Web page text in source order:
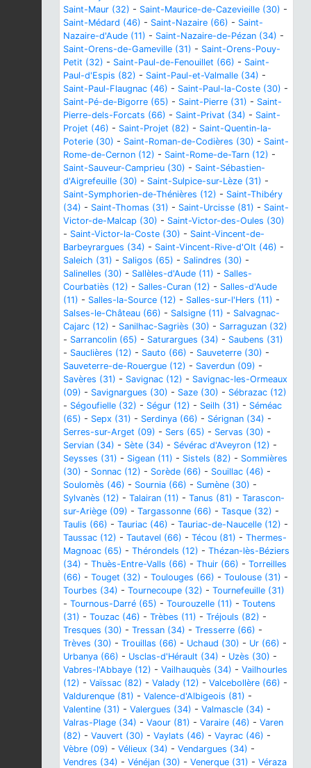
Saint-Maur (32) - Saint-Maurice-de-Cazevieille (30) -
Saint-Médard (46) - Saint-Nazaire (66) - Saint-
Nazaire-d'Aude (11) - Saint-Nazaire-de-Pézan (34) -
Saint-Orens-de-Gameville (31) - Saint-Orens-Pouy-
Petit (32) - Saint-Paul-de-Fenouillet (66) - Saint-
Paul-d'Espis (82) - Saint-Paul-et-Valmalle (34) -
Saint-Paul-Flaugnac (46) - Saint-Paul-la-Coste (30) -
Saint-Pé-de-Bigorre (65) - Saint-Pierre (31) - Saint-
Pierre-dels-Forcats (66) - Saint-Privat (34) - Saint-
Projet (46) - Saint-Projet (82) - Saint-Quentin-la-
Poterie (30) - Saint-Roman-de-Codières (30) - Saint-
Rome-de-Cernon (12) - Saint-Rome-de-Tarn (12) -
Saint-Sauveur-Camprieu (30) - Saint-Sébastien-
d'Aigrefeuille (30) - Saint-Sulpice-sur-Lèze (31) -
Saint-Symphorien-de-Thénières (12) - Saint-Thibéry
(34) - Saint-Thomas (31) - Saint-Urcisse (81) - Saint-
Victor-de-Malcap (30) - Saint-Victor-des-Oules (30)
- Saint-Victor-la-Coste (30) - Saint-Vincent-de-
Barbeyrargues (34) - Saint-Vincent-Rive-d'Olt (46) -
Saleich (31) - Saligos (65) - Salindres (30) -
Salinelles (30) - Sallèles-d'Aude (11) - Salles-
Courbatiès (12) - Salles-Curan (12) - Salles-d'Aude
(11) - Salles-la-Source (12) - Salles-sur-l'Hers (11) -
Salses-le-Château (66) - Salsigne (11) - Salvagnac-
Cajarc (12) - Sanilhac-Sagriès (30) - Sarraguzan (32)
- Sarrancolin (65) - Saturargues (34) - Saubens (31)
- Sauclières (12) - Sauto (66) - Sauveterre (30) -
Sauveterre-de-Rouergue (12) - Saverdun (09) -
Savères (31) - Savignac (12) - Savignac-les-Ormeaux
(09) - Savignargues (30) - Saze (30) - Sébrazac (12)
- Ségoufielle (32) - Ségur (12) - Seilh (31) - Séméac
(65) - Sepx (31) - Serdinya (66) - Sérignan (34) -
Serres-sur-Arget (09) - Sers (65) - Servas (30) -
Servian (34) - Sète (34) - Sévérac d'Aveyron (12) -
Seysses (31) - Sigean (11) - Sistels (82) - Sommières
(30) - Sonnac (12) - Sorède (66) - Souillac (46) -
Soulomès (46) - Sournia (66) - Sumène (30) -
Sylvanès (12) - Talairan (11) - Tanus (81) - Tarascon-
sur-Ariège (09) - Targassonne (66) - Tasque (32) -
Taulis (66) - Tauriac (46) - Tauriac-de-Naucelle (12) -
Taussac (12) - Tautavel (66) - Técou (81) - Thermes-
Magnoac (65) - Thérondels (12) - Thézan-lès-Béziers
(34) - Thuès-Entre-Valls (66) - Thuir (66) - Torreilles
(66) - Touget (32) - Toulouges (66) - Toulouse (31) -
Tourbes (34) - Tournecoupe (32) - Tournefeuille (31)
- Tournous-Darré (65) - Tourouzelle (11) - Toutens
(31) - Touzac (46) - Trèbes (11) - Tréjouls (82) -
Tresques (30) - Tressan (34) - Tresserre (66) -
Trèves (30) - Trouillas (66) - Uchaud (30) - Ur (66) -
Urbanya (66) - Usclas-d'Hérault (34) - Uzès (30) -
Vabres-l'Abbaye (12) - Vailhauquès (34) - Vailhourles
(12) - Vaïssac (82) - Valady (12) - Valcebollère (66) -
Valdurenque (81) - Valence-d'Albigeois (81) -
Valentine (31) - Valergues (34) - Valmascle (34) -
Valras-Plage (34) - Vaour (81) - Varaire (46) - Varen
(82) - Vauvert (30) - Vaylats (46) - Vayrac (46) -
Vèbre (09) - Vélieux (34) - Vendargues (34) -
Vendres (34) - Vénéjan (30) - Venerque (31) - Véraza